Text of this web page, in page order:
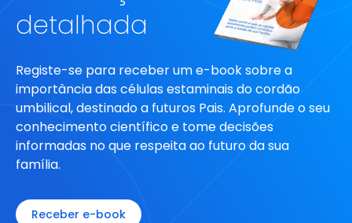
detalhada
Registe-se para receber um e-book sobre a
importância das células estaminais do cordão
umbilical, destinado a futuros Pais. Aprofunde o seu
conhecimento científico e tome decisões
informadas no que respeita ao futuro da sua
família.
Receber e-book